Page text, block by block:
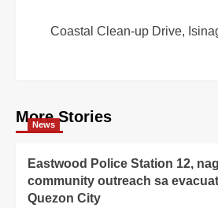
Coastal Clean-up Drive,
More Stories
News
Eastwood Police Station 12,
community outreach sa
Quezon City